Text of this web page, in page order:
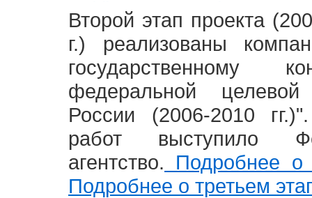
Второй этап проекта
г.) реализованы
государственному
федеральной
России (2006-2010
работ выступило
агентство. Подробнее о
Подробнее о третьем